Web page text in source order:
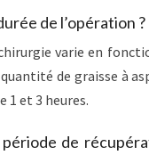
de l’opération ?
varie en
de graisse à
1 et 3 heures.
de